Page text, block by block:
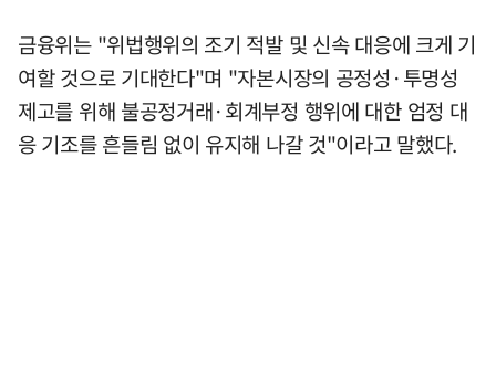
금융위는 "위법행위의 조기 적발 및 신속 대응에 크게 기
여할 것으로 기대한다"며 "자본시장의 공정성·투명성
제고를 위해 불공정거래·회계부정 행위에 대한 엄정 대
응 기조를 흔들림 없이 유지해 나갈 것"이라고 말했다.